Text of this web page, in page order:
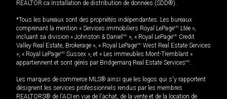
REALTOR.ca Installation de distribution de données (SDD®).
*Tous les bureaux sont des propriétés indépendantes. Les bureaux
comprenant la mention « Services immobiliers Royal LePageMD Ltée »,
incluant sa division « Johnston & Daniel MD », « Royal LePageMD Credit
Valley Real Estate, Brokerage », « Royal LePageMD West Real Estate Services
», « Royal LePageMD Sussex », et « Les immeubles Mont-Tremblant »
appartiennent et sont gérés par Bridgemarq Real Estate ServicesMD.
Les marques de commerce MLS® ainsi que les logos qui s'y rapportent
désignent les services professionnels rendus par les membres
REALTORS® de l'ACI en vue de l'achat, de la vente et de la location de